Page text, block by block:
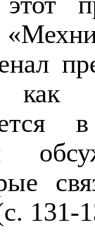
131-